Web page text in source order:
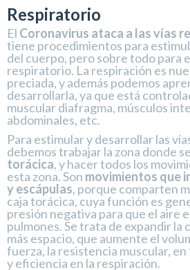
Respiratorio
El Coronavirus ataca a las vías
tiene procedimientos para
del cuerpo, pero sobre todo para
respiratorio. La respiración es
preciada, y además podemos
desarrollarla, ya que está
muscular diafragma, músculos
abdominales, etc.
Para estimular y desarrollar las
debemos trabajar la zona donde
torácica, y hacer todos los
esta zona. Son movimientos que
y escápulas, porque comparten
caja torácica, cuya función es
presión negativa para que el aire
pulmones. Se trata de expandir la
más espacio, que aumente el
fuerza, la resistencia muscular,
y eficiencia en la respiración.